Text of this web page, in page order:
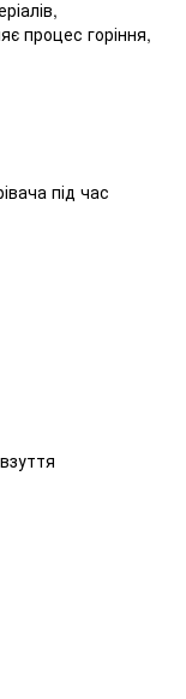
процес горіння,
під час